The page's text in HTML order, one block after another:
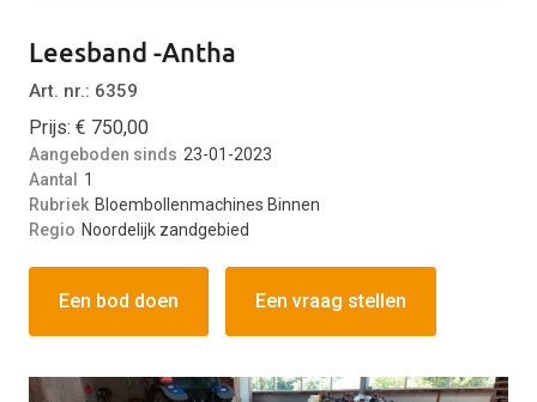
Leesband -Antha
Art. nr.: 6359
Prijs: € 750,00
Aangeboden sinds 23-01-2023
Aantal
1
Rubriek Bloembollenmachines Binnen
Regio Noordelijk zandgebied
Een bod doen Een vraag stellen